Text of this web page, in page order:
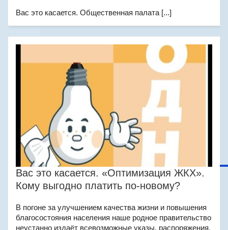
Вас это касается. Общественная палата [...]
Вас это касается. «Оптимизация ЖКХ».
Кому выгодно платить по-новому?
В погоне за улучшением качества жизни и повышения
благосостояния населения наше родное правительство
неустанно издаёт всевозможные указы, распоряжения,